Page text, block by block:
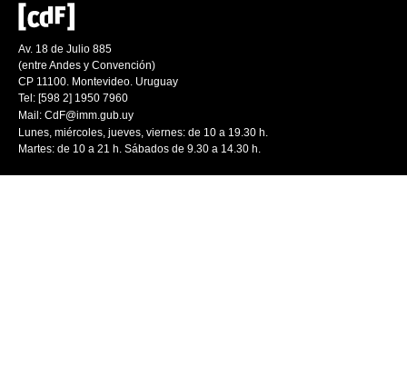
Av. 18 de Julio 885
(entre Andes y Convención)
CP 11100. Montevideo. Uruguay
Tel: [598 2] 1950 7960
Mail: CdF@imm.gub.uy
Lunes, miércoles, jueves, viernes: de 10 a 19.30 h.
Martes: de 10 a 21 h. Sábados de 9.30 a 14.30 h.